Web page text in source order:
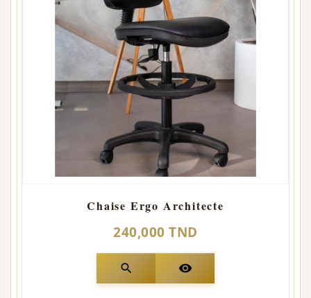
Chaise Ergo Architecte
240,000 TND
search visibility